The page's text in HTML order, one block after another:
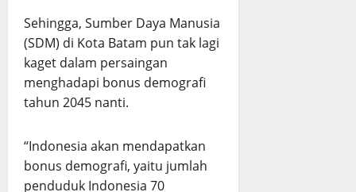
Sehingga, Sumber Daya Manusia
(SDM) di Kota Batam pun tak lagi
kaget dalam persaingan
menghadapi bonus demografi
tahun 2045 nanti.
“Indonesia akan mendapatkan
bonus demografi, yaitu jumlah
penduduk Indonesia 70